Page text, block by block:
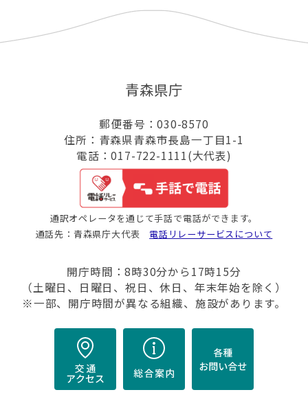
青森県庁
郵便番号：030-8570
住所：青森県青森市長島一丁目1-1
電話：017-722-1111(大代表)
通訳オペレータを通じて手話で電話ができます。
通話先：青森県庁大代表 電話リレーサービスについて
開庁時間：8時30分から17時15分
（土曜日、日曜日、祝日、休日、年末年始を除く）
※一部、開庁時間が異なる組織、施設があります。